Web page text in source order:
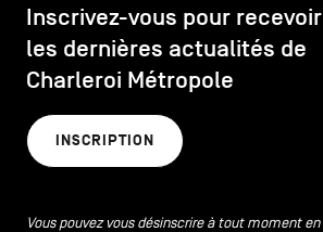
Inscrivez-vous pour recevoir
les dernières actualités de
Charleroi Métropole
INSCRIPTION
Vous pouvez vous désinscrire à tout moment en